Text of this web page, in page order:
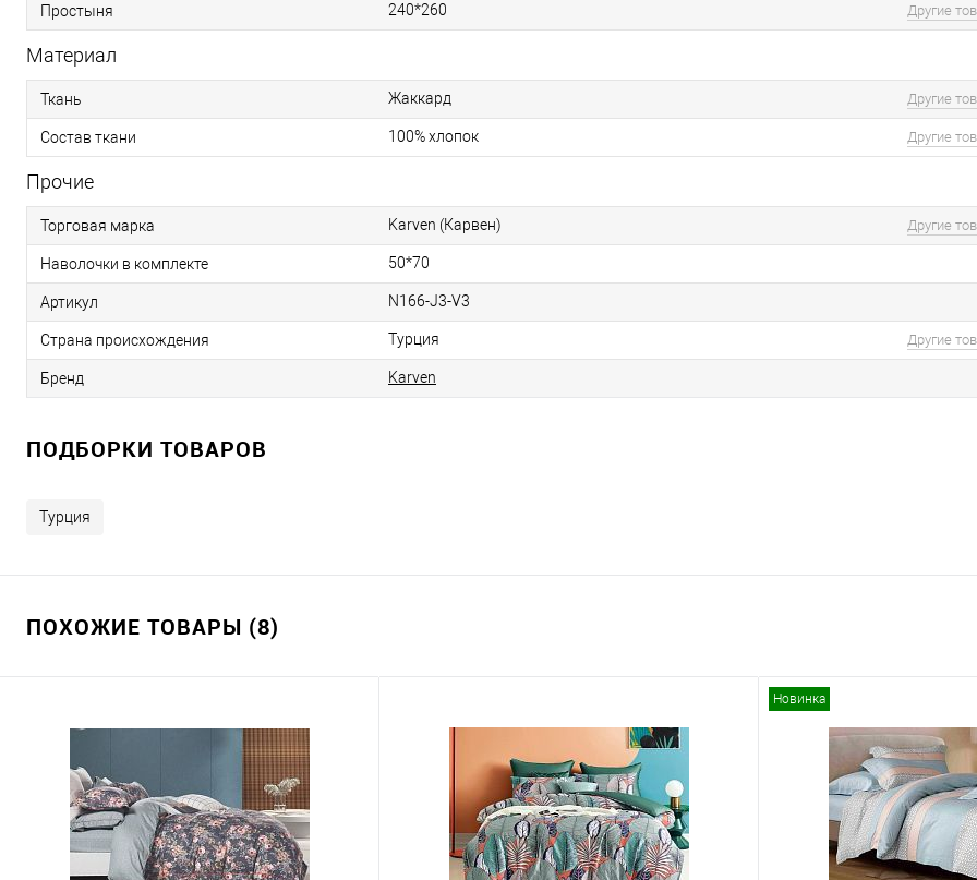
Простыня 240*260 Другие
Материал
Ткань Жаккард Другие
Состав ткани 100% хлопок Другие
Прочие
Торговая марка Karven (Карвен) Другие
Наволочки в комплекте 50*70
Артикул N166-J3-V3
Страна происхождения Турция Другие
Бренд Karven
ПОДБОРКИ ТОВАРОВ
Турция
ПОХОЖИЕ ТОВАРЫ (8)
Новинка